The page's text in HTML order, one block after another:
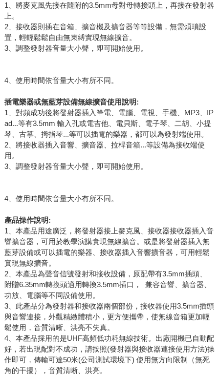
1、將麥克風先接在隨附的3.5mm母對母轉接頭上，再接在發射器
上。
2、接收器則插在音箱、擴音機及擴音器等等設備，無需煩瑣設
置，輕輕鬆鬆自由無束縛實現無線擴音。
3、調整發射器音量大小聲，即可開始使用。
4、使用時間依音量大小有所不同。
插電樂器或無藍芽設備無線擴音使用說明:
1、對頻成功後將發射器插入筆電、電腦、電視、手機、MP3、IP
ad...等有3.5mm 輸入孔或電吉他、電貝斯、電子琴、二胡、小提
琴、古箏、拇指琴...等可以插電的樂器，都可以為發射端使用。
2、將接收器插入音響、擴音器、拉桿音箱...等設備為接收端使
用。
3、調整發射器音量大小聲，即可開始使用。
4、使用時間依音量大小有所不同。
產品操作說明:
1、本產品用途廣泛，將發射器接上麥克風、接收器接收器插入音
響擴音器，可用於教學演講實現無線擴音。或是將發射器插入無
藍芽設備或可以插電的樂器、接收器插入音響擴音器，可用輕鬆
實現無線擴音。
2、本產品為聲音信號發射和接收設備，原配帶有3.5mm插頭、
附贈6.35mm轉換頭適用轉換3.5mm插口， 兼容音響、擴音器、
功放、電腦等不同設備使用。
3、此產品分為發射器和接收器兩個部份，接收器使用3.5mm插頭
與音響連接，外觀精緻體積小，更方便攜帶，使無線音箱更加輕
鬆使用，音質清晰、洪亮不失真。
4、本產品採用的是UHF高頻低功耗無線技術。出廠開機已自動配
好，若出現配對不成功，請按照(發射器與接收器連接使用方法)操
作即可，傳輸可達50米(公司測試環境下) 使用無方向限制（無死
角的干擾），音質清晰、洪亮。